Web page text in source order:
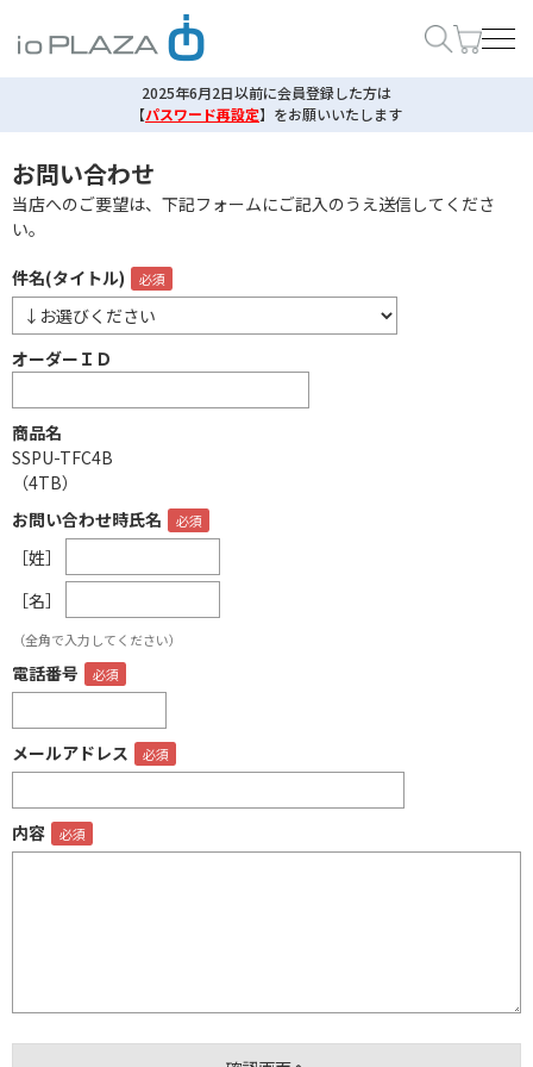
2025年6月2日以前に会員登録した方は
【パスワード再設定】 をお願いいたします
お問い合わせ
当店へのご要望は、下記フォームにご記入のうえ送信してくださ
い。
件名(タイトル)
オーダーＩＤ
商品名
SSPU-TFC4B
（4TB）
お問い合わせ時氏名
［姓］
［名］
（全角で入力してください）
電話番号
メールアドレス
内容